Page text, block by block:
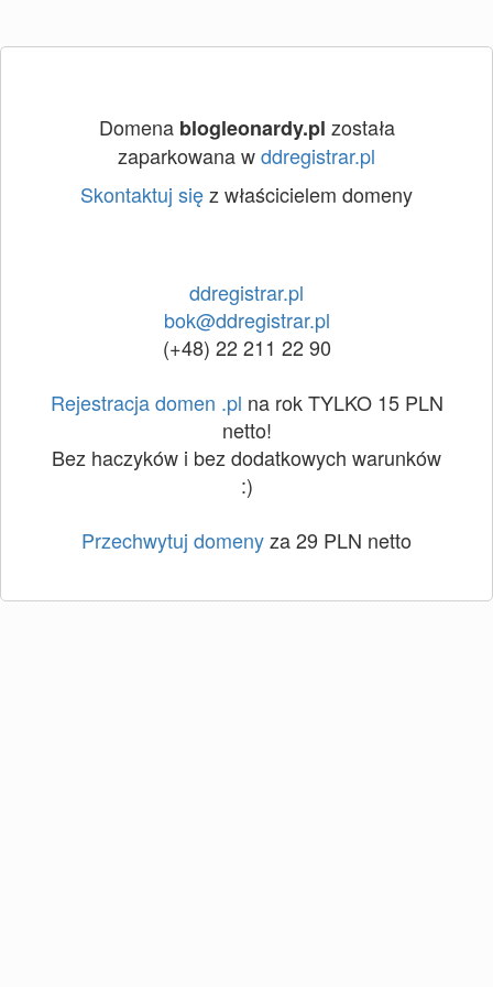
Domena blogleonardy.pl została
zaparkowana wddregistrar.pl
Skontaktuj sięz właścicielem domeny
ddregistrar.pl
bok@ddregistrar.pl
(+48) 22 211 22 90
Rejestracja domen .pl na rok TYLKO 15 PLN
netto!
Bez haczyków i bez dodatkowych warunków
:)
Przechwytuj domenyza 29 PLN netto